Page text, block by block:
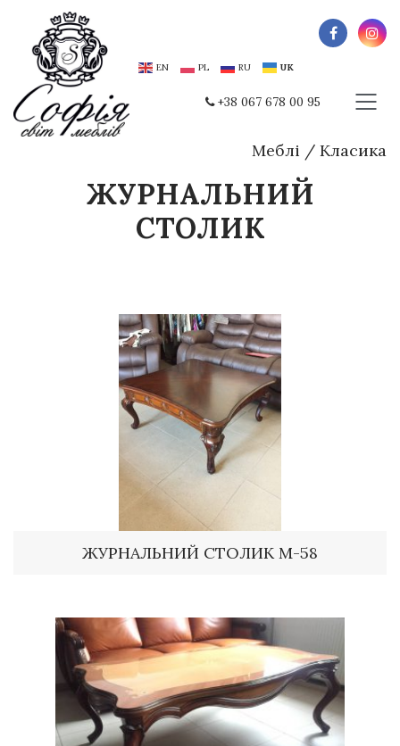
EN PL RU UK
+38 067 678 00 95
Меблі / Класика
ЖУРНАЛЬНИЙ
СТОЛИК
ЖУРНАЛЬНИЙ СТОЛИК М-58